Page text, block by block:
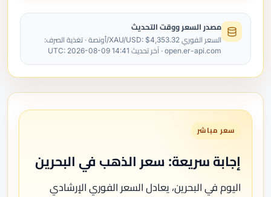
مصدر السعر ووقت التحديث
السعر الفوري XAU/USD: $4,353.32/أونصة · تغذية الصرف:
open.er-api.com · آخر تحديث UTC: 2026-08-09 14:41
سعر مباشر
إجابة سريعة: سعر الذهب في البحرين
اليوم في البحرين، يعادل السعر الفوري الإرشادي